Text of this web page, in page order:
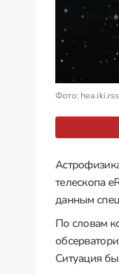
Фото:
телескопа
данным
По словам
Ситуация